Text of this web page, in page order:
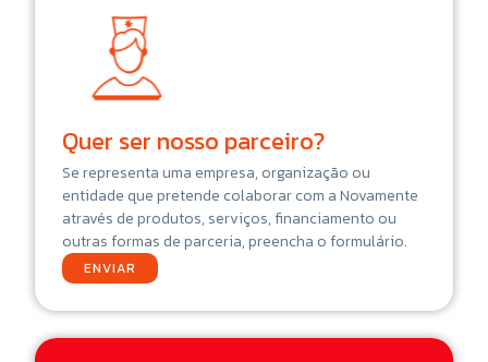
Quer ser nosso parceiro?
Se representa uma empresa, organização ou
entidade que pretende colaborar com a Novamente
através de produtos, serviços, financiamento ou
outras formas de parceria, preencha o formulário.
ENVIAR